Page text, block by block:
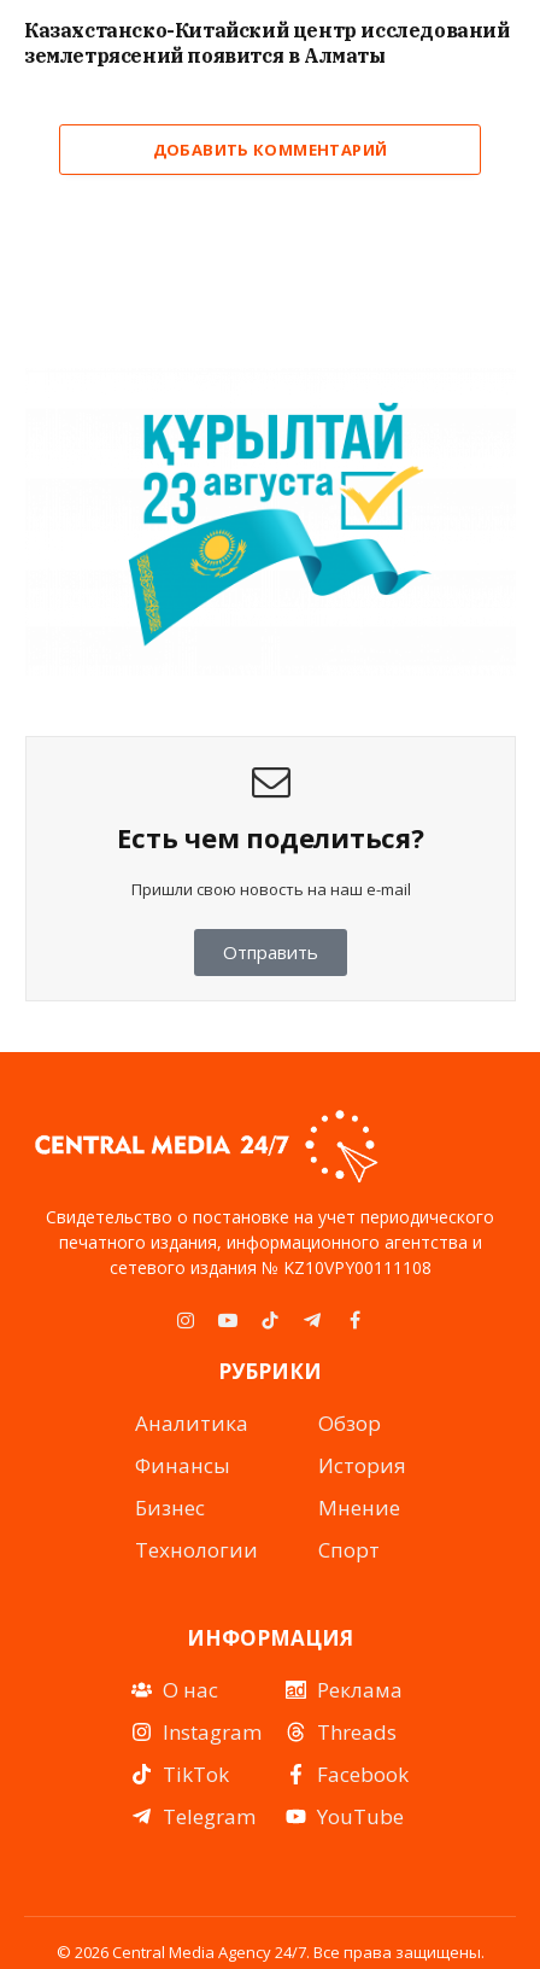
Казахстанско-Китайский центр исследований
землетрясений появится в Алматы
ДОБАВИТЬ КОММЕНТАРИЙ
Есть чем поделиться?
Пришли свою новость на наш e-mail
Отправить
Свидетельство о постановке на учет периодического
печатного издания, информационного агентства и
сетевого издания № KZ10VPY00111108
Instagram
YouTubeTikTokTelegramFacebook
РУБРИКИ
Аналитика
Финансы
Бизнес
Технологии
Обзор
История
Мнение
Спорт
ИНФОРМАЦИЯ
О нас
Instagram
TikTok
Telegram
Реклама
Threads
Facebook
YouTube
© 2026 Central Media Agency 24/7. Все права защищены.